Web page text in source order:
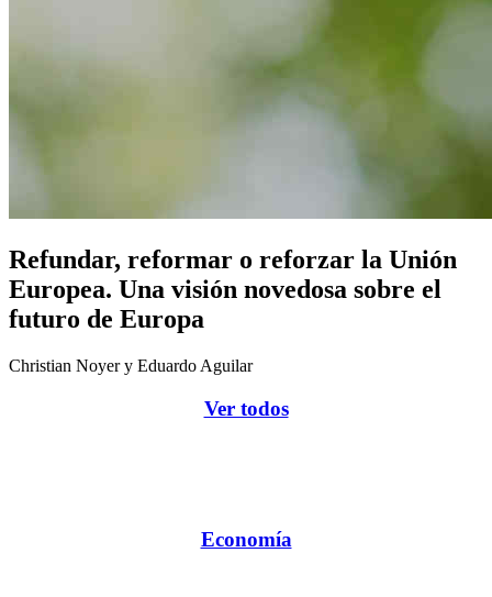
Refundar, reformar o reforzar la Unión
Europea. Una visión novedosa sobre el
futuro de Europa
Christian Noyer y Eduardo Aguilar
Ver todos
Economía